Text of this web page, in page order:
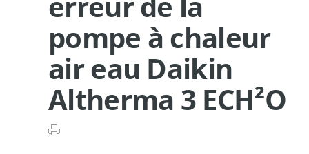
pompe à chaleur
air eau Daikin
Altherma 3 ECH²O